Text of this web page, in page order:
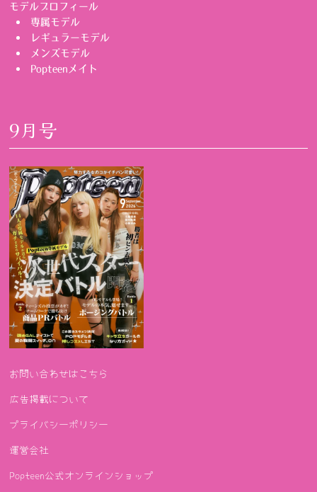
モデルプロフィール
専属モデル
レギュラーモデル
メンズモデル
Popteenメイト
9月号
お問い合わせはこちら
広告掲載について
プライバシーポリシー
運営会社
Popteen公式オンラインショップ